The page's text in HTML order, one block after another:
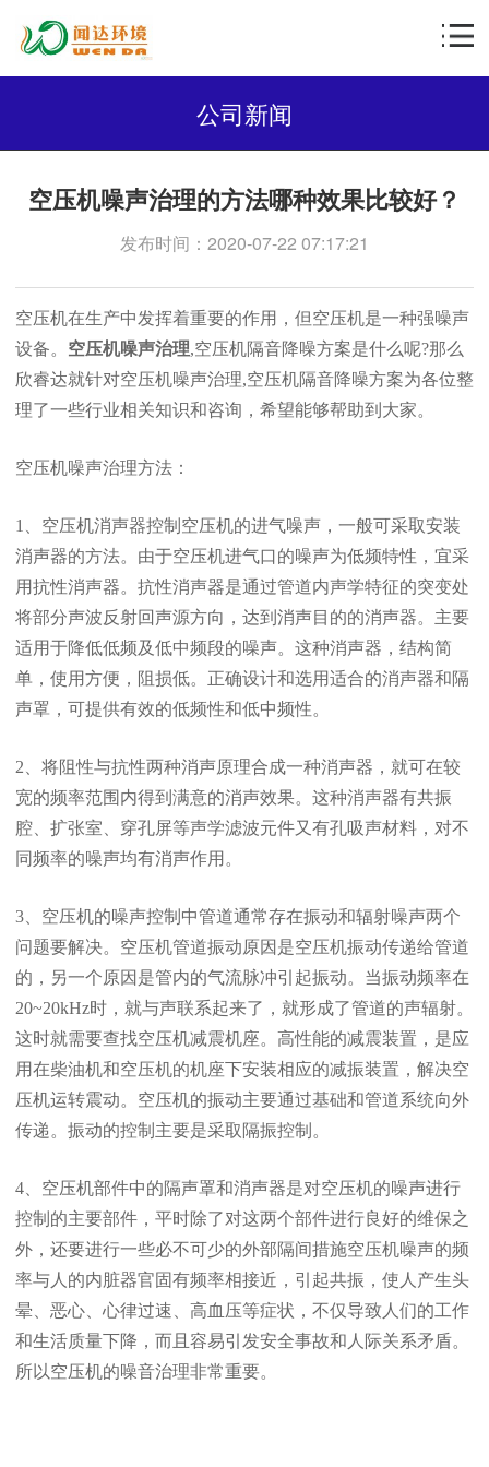
公司新闻
空压机噪声治理的方法哪种效果比较好？
发布时间：2020-07-22 07:17:21
空压机在生产中发挥着重要的作用，但空压机是一种强噪声
设备。 空压机噪声治理,空压机隔音降噪方案是什么呢?那么
欣睿达就针对空压机噪声治理,空压机隔音降噪方案为各位整
理了一些行业相关知识和咨询，希望能够帮助到大家。
空压机噪声治理方法：
1、空压机消声器控制空压机的进气噪声，一般可采取安装
消声器的方法。由于空压机进气口的噪声为低频特性，宜采
用抗性消声器。抗性消声器是通过管道内声学特征的突变处
将部分声波反射回声源方向，达到消声目的的消声器。主要
适用于降低低频及低中频段的噪声。这种消声器，结构简
单，使用方便，阻损低。正确设计和选用适合的消声器和隔
声罩，可提供有效的低频性和低中频性。
2、将阻性与抗性两种消声原理合成一种消声器，就可在较
宽的频率范围内得到满意的消声效果。这种消声器有共振
腔、扩张室、穿孔屏等声学滤波元件又有孔吸声材料，对不
同频率的噪声均有消声作用。
3、空压机的噪声控制中管道通常存在振动和辐射噪声两个
问题要解决。空压机管道振动原因是空压机振动传递给管道
的，另一个原因是管内的气流脉冲引起振动。当振动频率在
20~20kHz时，就与声联系起来了，就形成了管道的声辐射。
这时就需要查找空压机减震机座。高性能的减震装置，是应
用在柴油机和空压机的机座下安装相应的减振装置，解决空
压机运转震动。空压机的振动主要通过基础和管道系统向外
传递。振动的控制主要是采取隔振控制。
4、空压机部件中的隔声罩和消声器是对空压机的噪声进行
控制的主要部件，平时除了对这两个部件进行良好的维保之
外，还要进行一些必不可少的外部隔间措施空压机噪声的频
率与人的内脏器官固有频率相接近，引起共振，使人产生头
晕、恶心、心律过速、高血压等症状，不仅导致人们的工作
和生活质量下降，而且容易引发安全事故和人际关系矛盾。
所以空压机的噪音治理非常重要。